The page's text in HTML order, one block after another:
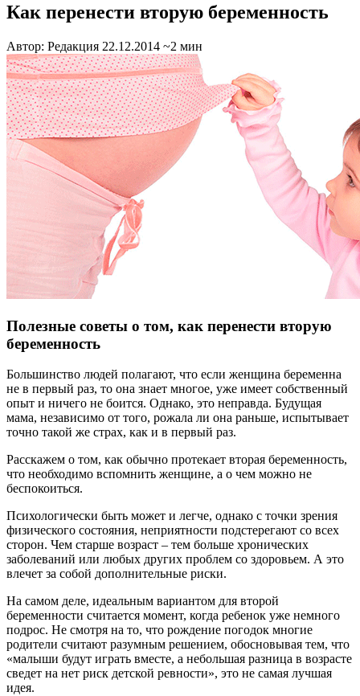
Как перенести вторую беременность
Автор: Редакция 22.12.2014 ~2 мин
Полезные советы о том, как перенести вторую
беременность
Большинство людей полагают, что если женщина беременна
не в первый раз, то она знает многое, уже имеет собственный
опыт и ничего не боится. Однако, это неправда. Будущая
мама, независимо от того, рожала ли она раньше, испытывает
точно такой же страх, как и в первый раз.
Расскажем о том, как обычно протекает вторая беременность,
что необходимо вспомнить женщине, а о чем можно не
беспокоиться.
Психологически быть может и легче, однако с точки зрения
физического состояния, неприятности подстерегают со всех
сторон. Чем старше возраст – тем больше хронических
заболеваний или любых других проблем со здоровьем. А это
влечет за собой дополнительные риски.
На самом деле, идеальным вариантом для второй
беременности считается момент, когда ребенок уже немного
подрос. Не смотря на то, что рождение погодок многие
родители считают разумным решением, обосновывая тем, что
«малыши будут играть вместе, а небольшая разница в возрасте
сведет на нет риск детской ревности», это не самая лучшая
идея.